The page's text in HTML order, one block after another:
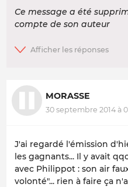
Ce message a été
compte de son auteur
MORASSE
30 septembre 2014 à
J'ai regardé l'émission
les gagnants... Il y avait
avec Philippot : son air
volonté"... rien à faire ça